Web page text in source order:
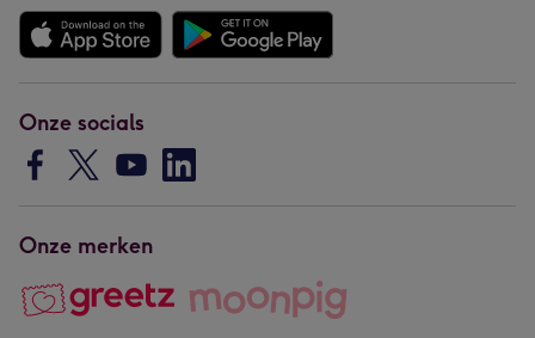
Onze socials
Onze merken